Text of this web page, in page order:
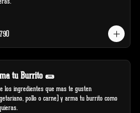
tu Burrito 🌯
los ingredientes que mas te gusten
pollo o carne) y arma tu burrito como